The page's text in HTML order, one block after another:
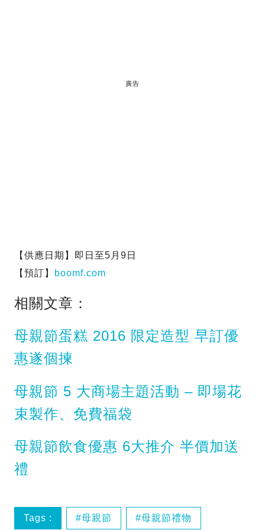
廣告
【供應日期】即日至5月9日
【預訂】
boomf.com
相關文章：
母親節蛋糕 2016 限定造型 早訂優
惠遂個揀
母親節 5 大商場主題活動 – 即場花
束製作、免費福袋
母親節飲食優惠 6大推介 半價加送
禮
Tags : 母親節 母親節禮物